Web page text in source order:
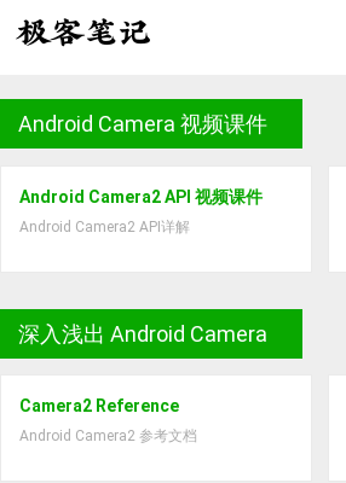
Android Camera 视频课件
Android Camera2 API 视频课件
Android Camera2 API详解
深入浅出 Android Camera
Camera2 Reference
Android Camera2 参考文档